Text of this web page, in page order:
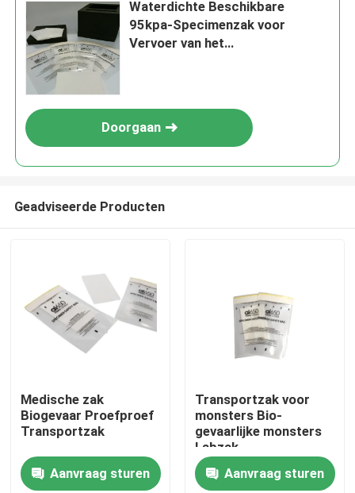
VERZENDEN
Thuis
Waterdichte Beschikbare
95kpa-Specimenzak voor
Vervoer van het
Doorgaan
Geadviseerde Producten
Medische zak
Biogevaar Proefproef
Transportzak
Aanvraag sturen
Transportzak voor
monsters Bio-
gevaarlijke monsters
Labzak
Aanvraag sturen